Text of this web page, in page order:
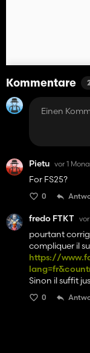
Kommentare
Pietu vor 1
For FS25?
0
fredo FTKT
pourtant
compliquer il
https://
Sinon il suffit
0